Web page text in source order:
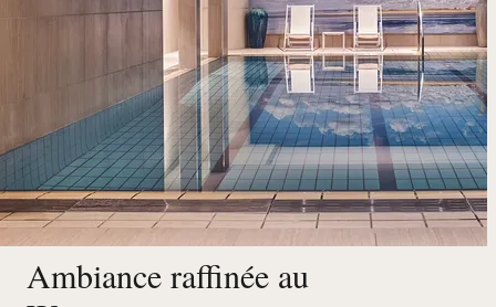
Ambiance raffinée au